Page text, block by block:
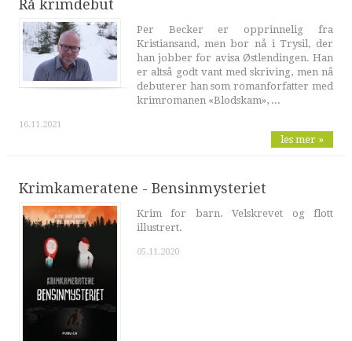
Rå krimdebut
Per Becker er opprinnelig fra
Kristiansand, men bor nå i Trysil, der
han jobber for avisa Østlendingen. Han
er altså godt vant med skriving, men nå
debuterer han som romanforfatter med
krimromanen «Blodskam», ...
16.11.2021
les mer »
Krimkameratene - Bensinmysteriet
Krim for barn. Velskrevet og flott
illustrert.
05.11.2020